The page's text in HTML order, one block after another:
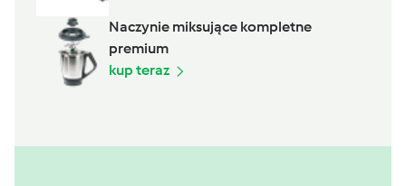
Naczynie miksujące kompletne
premium
kup teraz